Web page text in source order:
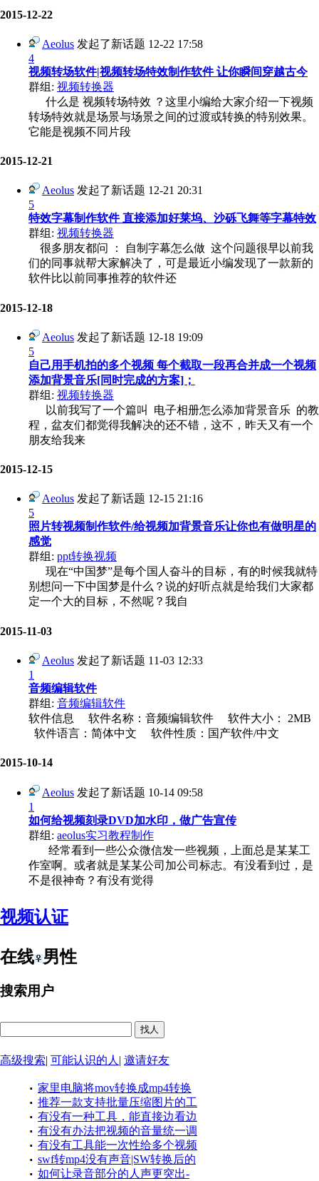
2015-12-22
Aeolus 发起了新话题 12-22 17:58
4
视频转场软件|视频转场特效制作软件 让你瞬间穿越古今
群组: 视频转换器
什么是 视频转场特效 ？这里小编给大家介绍一下视频
转场特效就是场景与场景之间的过渡或转换的特别效果。
它能是视频不同片段
2015-12-21
Aeolus 发起了新话题 12-21 20:31
5
特效字幕制作软件 直接添加好莱坞、沙砾飞舞等字幕特效
群组: 视频转换器
很多朋友都问 ： 自制字幕怎么做 这个问题很早以前我
们的同事就帮大家解决了，可是最近小编发现了一款新的
软件比以前同事推荐的软件还
2015-12-18
Aeolus 发起了新话题 12-18 19:09
5
自己用手机拍的多个视频 每个截取一段再合并成一个视频
添加背景音乐[同时完成的方案]；
群组: 视频转换器
以前我写了一个篇叫 电子相册怎么添加背景音乐 的教
程，盆友们都觉得我解决的还不错，这不，昨天又有一个
朋友给我来
2015-12-15
Aeolus 发起了新话题 12-15 21:16
5
照片转视频制作软件/给视频加背景音乐让你也有做明星的
感觉
群组: ppt转换视频
现在“中国梦”是每个国人奋斗的目标，有的时候我就特
别想问一下中国梦是什么？说的好听点就是给我们大家都
定一个大的目标，不然呢？我自
2015-11-03
Aeolus 发起了新话题 11-03 12:33
1
音频编辑软件
群组: 音频编辑软件
软件信息 软件名称：音频编辑软件 软件大小： 2MB
软件语言：简体中文 软件性质：国产软件/中文
2015-10-14
Aeolus 发起了新话题 10-14 09:58
1
如何给视频刻录DVD加水印，做广告宣传
群组: aeolus实习教程制作
经常看到一些公众微信发一些视频，上面总是某某工
作室啊。或者就是某某公司加公司标志。有没看到过，是
不是很神奇？有没有觉得
视频认证
在线 男性
搜索用户
高级搜索| 可能认识的人 | 邀请好友
家里电脑将mov转换成mp4转换
视频显示失败 解决了:解决了 文件
名问题 去掉下划线就可
推荐一款支持批量压缩图片的工
具，它不仅能处理GIF动图还可以
一次性压缩多个文件
有没有一种工具，能直接边看边
录，还能把片段保存成 GIF 呢？
它支持直接导出为 GIF 格式，
有没有办法把视频的音量统一调
整到一个舒适的范围呢？答案是肯
定的
有没有工具能一次性给多个视频
添加相同的水印呢？如何批量给多
个视频添加相同的水印
swf转mp4没有声音|SW转换后的
MP4只有画面，没有声音，甚至有
如何让录音部分的人声更突出-